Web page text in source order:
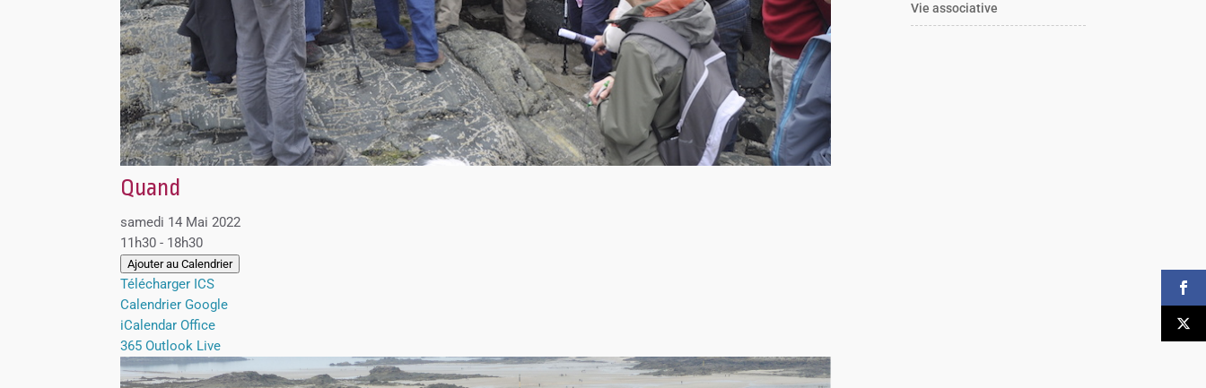
Quand
samedi 14 Mai 2022
11h30 - 18h30
Ajouter au Calendrier
Télécharger ICS
Calendrier Google
iCalendar Office
365 Outlook Live
Vie associative